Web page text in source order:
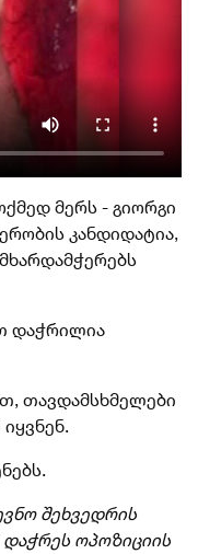
მერს - გიორგი
კანდიდატია,
დაჭრილია
თავდამსხმელები
შეხვედრის
ოპოზიციის